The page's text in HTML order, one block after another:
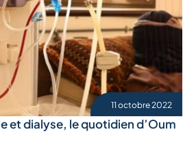
11 octobre 2022
et dialyse, le quotidien d’Oum